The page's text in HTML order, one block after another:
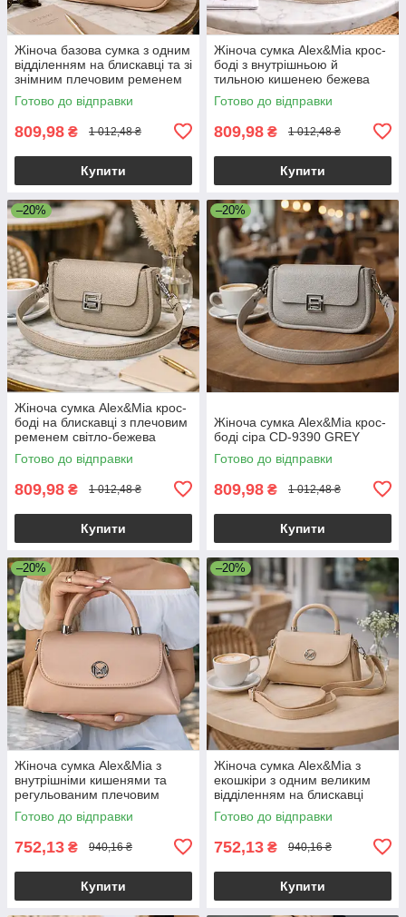
Жіноча базова сумка з одним
відділенням на блискавці та зі
знімним плечовим ременем
екошкіра бежевий Alex&Mia
CD-9128
Готово до відправки
809,98 ₴ 1 012,48 ₴
Купити
Жіноча сумка Alex&Mia крос-
боді з внутрішньою й
тильною кишенею бежева
Готово до відправки
809,98 ₴ 1 012,48 ₴
Купити
–20%
Жіноча сумка Alex&Mia крос-
боді на блискавці з плечовим
ременем світло-бежева
Готово до відправки
809,98 ₴ 1 012,48 ₴
Купити
–20%
Жіноча сумка Alex&Mia крос-
боді сіра CD-9390 GREY
Готово до відправки
809,98 ₴ 1 012,48 ₴
Купити
–20%
Жіноча сумка Alex&Mia з
внутрішніми кишенями та
регульованим плечовим
ременем рожева
Готово до відправки
752,13 ₴ 940,16 ₴
Купити
–20%
Жіноча сумка Alex&Mia з
екошкіри з одним великим
відділенням на блискавці
бежева
Готово до відправки
752,13 ₴ 940,16 ₴
Купити